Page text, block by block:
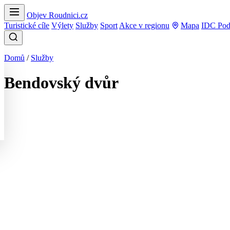
Objev Roudnici.cz
Turistické cíle Výlety Služby Sport Akce v regionu Mapa IDC
Domů / Služby
Bendovský dvůr